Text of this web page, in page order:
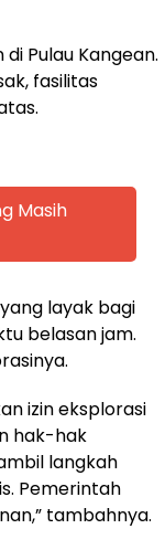
Pulau Kangean.
fasilitas
Masih
layak bagi
belasan jam.
izin eksplorasi
hak-hak
langkah
Pemerintah
tambahnya.